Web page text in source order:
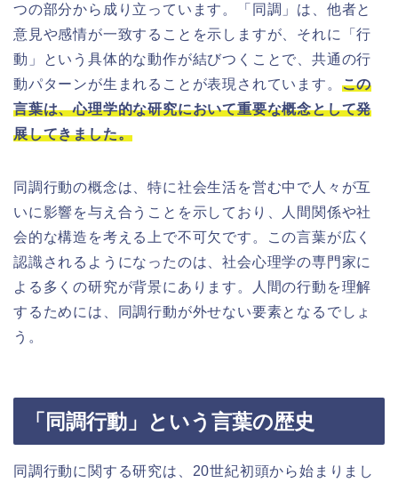
つの部分から成り立っています。「同調」は、他者と
意見や感情が一致することを示しますが、それに「行
動」という具体的な動作が結びつくことで、共通の行
動パターンが生まれることが表現されています。 この
言葉は、心理学的な研究において重要な概念として発
展してきました。
同調行動の概念は、特に社会生活を営む中で人々が互
いに影響を与え合うことを示しており、人間関係や社
会的な構造を考える上で不可欠です。この言葉が広く
認識されるようになったのは、社会心理学の専門家に
よる多くの研究が背景にあります。人間の行動を理解
するためには、同調行動が外せない要素となるでしょ
う。
「同調行動」という言葉の歴史
同調行動に関する研究は、20世紀初頭から始まりまし